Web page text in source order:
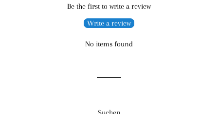
Be the first to write a review
Write a review
No items found